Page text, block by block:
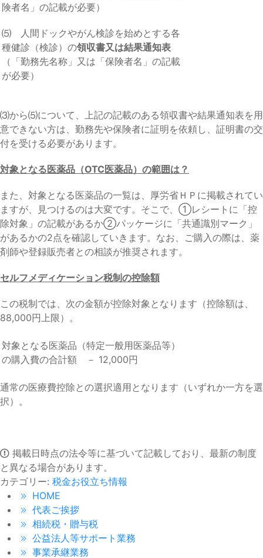
険者名」の記載が必要）
⑸ 人間ドックやがん検診を始めとする各
種健診（検診）の領収書又は結果通知表
（「勤務先名称」又は「保険者名」の記載
が必要）
⑶から⑸について、上記の記載のある領収書や結果通知表を用
意できない方は、勤務先や保険者に証明を依頼し、証明書の交
付を受ける必要があります。
対象となる医薬品（OTC医薬品）の範囲は？
また、対象となる医薬品の一覧は、厚労省ＨＰに掲載されてい
ますが、見つけるのは大変です。そこで、①レシートに「控
除対象」の記載があるか②パッケージに「共通識別マーク」
があるかの2点を確認していきます。なお、ご購入の際は、薬
剤師や登録販売者との相談が推奨されます。
セルフメディケーション税制の控除額
この税制では、次の金額が控除対象となります（控除額は、
88,000円上限）。
対象となる医薬品（特定一般用医薬品等）
の購入費の合計額 － 12,000円
通常の医療費控除との選択適用となります（いずれか一方を選
択）。
掲載日時点の法令等に基づいて記載しており、最新の制度
と異なる場合があります。
カテゴリー: 税金お役立ち情報
HOME
代表ご挨拶
相続税・贈与税
公益法人等サポート業務
事業承継業務